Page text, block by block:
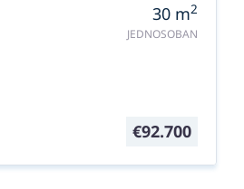
30 m2
JEDNOSOBAN
€92.700